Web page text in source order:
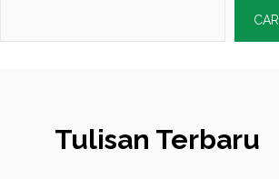
CARI
Tulisan Terbaru